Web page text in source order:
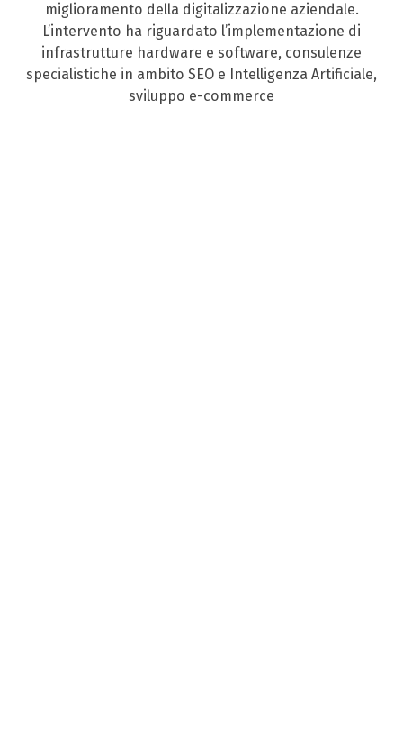
miglioramento della digitalizzazione aziendale.
L’intervento ha riguardato l’implementazione di
infrastrutture hardware e software, consulenze
specialistiche in ambito SEO e Intelligenza Artificiale,
sviluppo e-commerce